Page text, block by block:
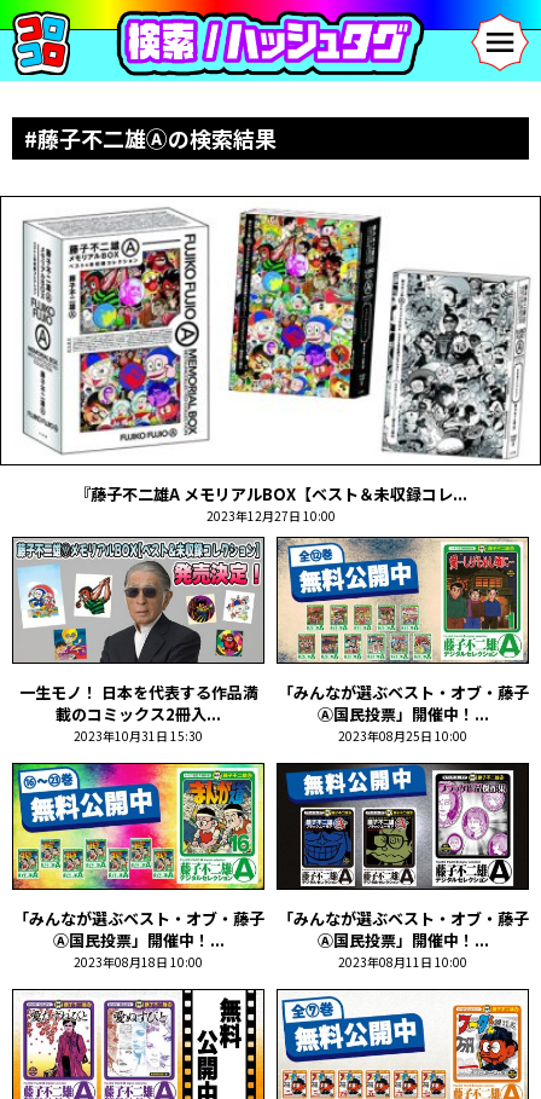
#藤子不二雄Ⓐの検索結果
『藤子不二雄A メモリアルBOX【ベスト＆未収録コレ...
2023年12月27日 10:00
一生モノ！ 日本を代表する作品満
載のコミックス2冊入...
2023年10月31日 15:30
「みんなが選ぶベスト・オブ・藤子
Ⓐ国民投票」開催中！...
2023年08月25日 10:00
「みんなが選ぶベスト・オブ・藤子
Ⓐ国民投票」開催中！...
2023年08月18日 10:00
「みんなが選ぶベスト・オブ・藤子
Ⓐ国民投票」開催中！...
2023年08月11日 10:00